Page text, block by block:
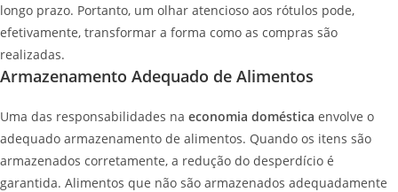
longo prazo. Portanto, um olhar atencioso aos rótulos pode,
efetivamente, transformar a forma como as compras são
realizadas.
Armazenamento Adequado de Alimentos
Uma das responsabilidades na economia doméstica envolve o
adequado armazenamento de alimentos. Quando os itens são
armazenados corretamente, a redução do desperdício é
garantida. Alimentos que não são armazenados adequadamente